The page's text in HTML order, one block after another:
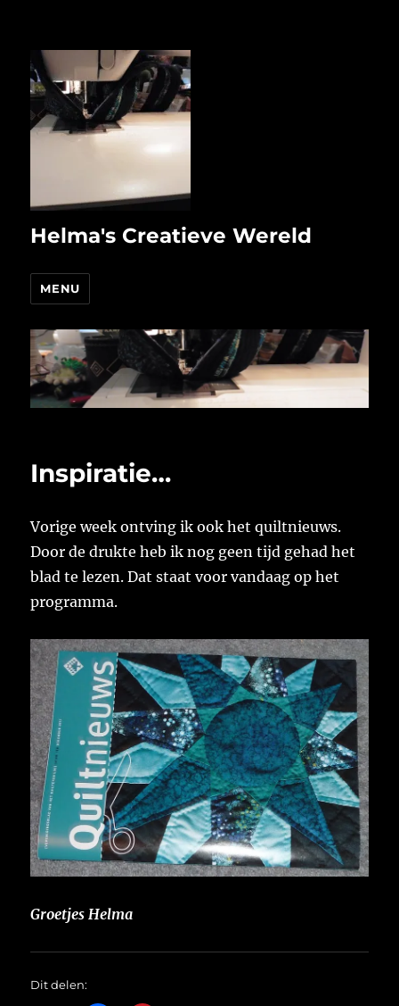
Helma's Creatieve Wereld
MENU
Inspiratie…
Vorige week ontving ik ook het quiltnieuws.
Door de drukte heb ik nog geen tijd gehad het
blad te lezen. Dat staat voor vandaag op het
programma.
Groetjes Helma
Dit delen: